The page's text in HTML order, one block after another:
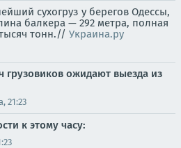
сухогруз у берегов Одессы,
балкера — 292 метра, полная
тонн.// Украина.ру
грузовиков ожидают выезда из
21:23
к этому часу: